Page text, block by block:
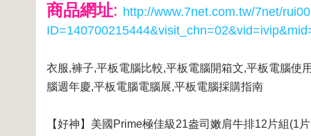
商品網址: http://www.7net.com.tw/7net/
衣服,褲子,平板電腦比較,平板電腦開箱文,平板電腦使
腦週年慶,平板電腦電腦展,平板電腦採購指南
【好神】美國Prime極佳級21盎司嫩肩牛排12片組(1